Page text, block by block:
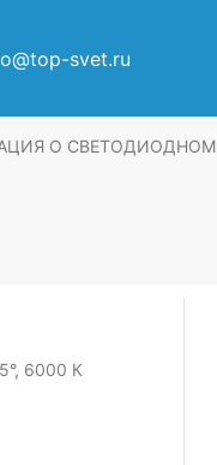
svet.ru
О СВЕТОДИОДНОМ
6000 К